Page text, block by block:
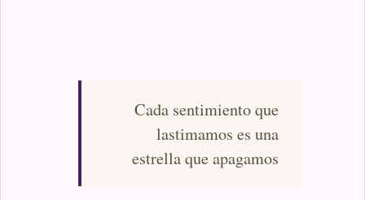
Cada sentimiento que
lastimamos es una
estrella que apagamos